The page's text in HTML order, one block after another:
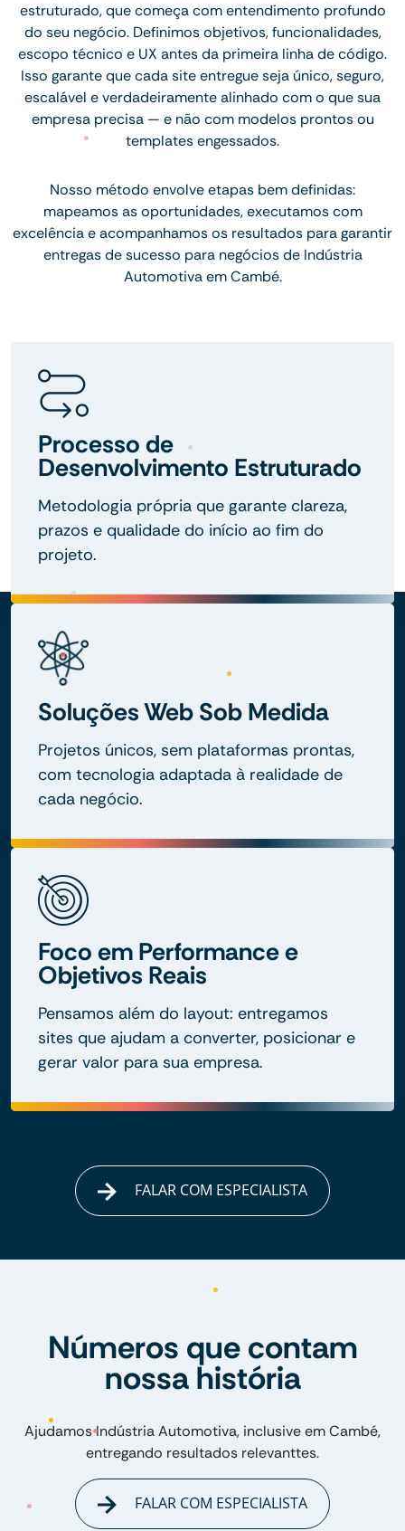
estruturado, que começa com entendimento profundo
do seu negócio. Definimos objetivos, funcionalidades,
escopo técnico e UX antes da primeira linha de código.
Isso garante que cada site entregue seja único, seguro,
escalável e verdadeiramente alinhado com o que sua
empresa precisa — e não com modelos prontos ou
templates engessados.
Nosso método envolve etapas bem definidas:
mapeamos as oportunidades, executamos com
excelência e acompanhamos os resultados para garantir
entregas de sucesso para negócios de Indústria
Automotiva em Cambé.
Processo de
Desenvolvimento Estruturado
Metodologia própria que garante clareza,
prazos e qualidade do início ao fim do
projeto.
Soluções Web Sob Medida
Projetos únicos, sem plataformas prontas,
com tecnologia adaptada à realidade de
cada negócio.
Foco em Performance e
Objetivos Reais
Pensamos além do layout: entregamos
sites que ajudam a converter, posicionar e
gerar valor para sua empresa.
FALAR COM ESPECIALISTA
Números que contam
nossa história
Ajudamos Indústria Automotiva, inclusive em Cambé,
entregando resultados relevanttes.
FALAR COM ESPECIALISTA